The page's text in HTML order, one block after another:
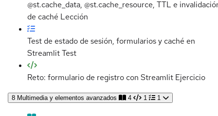
@st.cache_data, @st.cache_resource, TTL e
de caché Lección
Test de estado de sesión, formularios y caché en
StreamlitTest
Reto: formulario de registro con Streamlit Ejercicio
8 Multimedia y elementos avanzados 4 1 1